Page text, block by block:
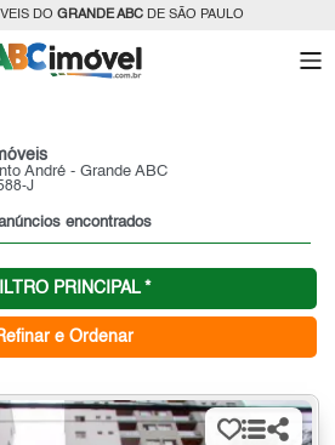
DO GRANDE ABC DE SÃO PAULO
André - Grande ABC
J
encontrados
PRINCIPAL *
e Ordenar